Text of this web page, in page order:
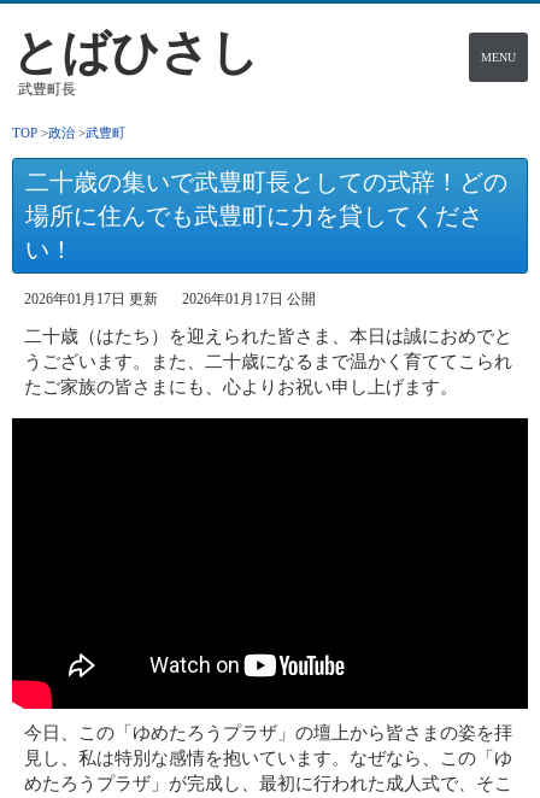
とばひさし
武豊町長
MENU
TOP 政治 武豊町
二十歳の集いで武豊町長としての式辞！どの
場所に住んでも武豊町に力を貸してくださ
い！
2026年01月17日 更新 2026年01月17日 公開
二十歳（はたち）を迎えられた皆さま、本日は誠におめでと
うございます。また、二十歳になるまで温かく育ててこられ
たご家族の皆さまにも、心よりお祝い申し上げます。
今日、この「ゆめたろうプラザ」の壇上から皆さまの姿を拝
見し、私は特別な感情を抱いています。なぜなら、この「ゆ
めたろうプラザ」が完成し、最初に行われた成人式で、そこ